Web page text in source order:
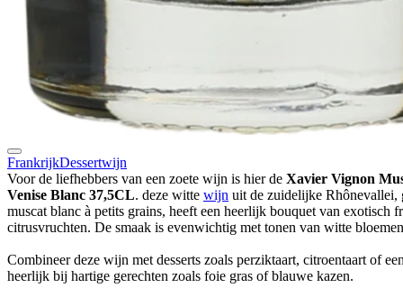
FrankrijkDessertwijn
Voor de liefhebbers van een zoete wijn is hier de Xavier Vignon
Venise Blanc 37,5CL. deze witte wijn uit de zuidelijke Rhônevallei,
muscat blanc à petits grains, heeft een heerlijk bouquet van exotisch
citrusvruchten. De smaak is evenwichtig met tonen van witte
Combineer deze wijn met desserts zoals perziktaart, citroentaart of
heerlijk bij hartige gerechten zoals foie gras of blauwe kazen.